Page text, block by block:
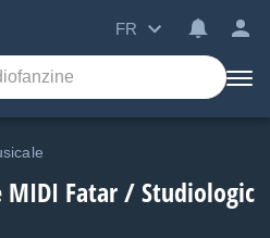
FR
MIDI Fatar / Studiologic